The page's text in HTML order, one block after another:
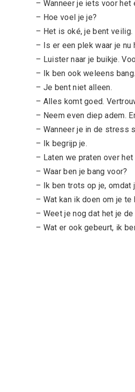
– Wanneer je iets voor
– Hoe voel je je?
– Het is oké, je bent veilig.
– Is er een plek waar je
– Luister naar je buikje.
– Ik ben ook weleens bang.
– Je bent niet alleen.
– Alles komt goed.
– Neem even diep adem.
– Wanneer je in de stress
– Ik begrijp je.
– Laten we praten over
– Waar ben je bang voor?
– Ik ben trots op je, omdat
– Wat kan ik doen om je te
– Weet je nog dat het je
– Wat er ook gebeurt, ik